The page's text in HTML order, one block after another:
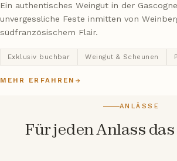
Ein authentisches Weingut in der
unvergessliche Feste inmitten von
südfranzösischem Flair.
Exklusiv buchbar Weingut & Scheunen
MEHR ERFAHREN →
ANLÄSSE
Für jeden Anlass